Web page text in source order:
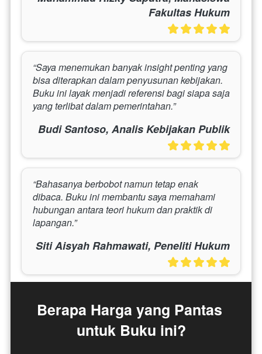
Fakultas Hukum
“Saya menemukan banyak insight penting yang
bisa diterapkan dalam penyusunan kebijakan.
Buku ini layak menjadi referensi bagi siapa saja
yang terlibat dalam pemerintahan.”
Budi Santoso, Analis Kebijakan Publik
“Bahasanya berbobot namun tetap enak
dibaca. Buku ini membantu saya memahami
hubungan antara teori hukum dan praktik di
lapangan.”
Siti Aisyah Rahmawati, Peneliti Hukum
Berapa Harga yang Pantas
untuk Buku ini?